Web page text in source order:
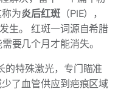
为炎后红斑（PIE），
生。 红斑一词源自希腊
要几个月才能消失。
特殊激光，专门瞄准
了血管供应到疤痕区域